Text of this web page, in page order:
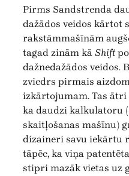
Pirms Sandstrenda
dažādos veidos kārtot
rakstāmmašīnām
tagad zinām kā Shift
dažnedažādos veidos.
zviedrs pirmais
izkārtojumam. Tas
ka daudzi kalkulatoru
skaitļošanas mašīnu)
dizaineri savu iekārtu
tāpēc, ka viņa
stipri mazāk vietas uz